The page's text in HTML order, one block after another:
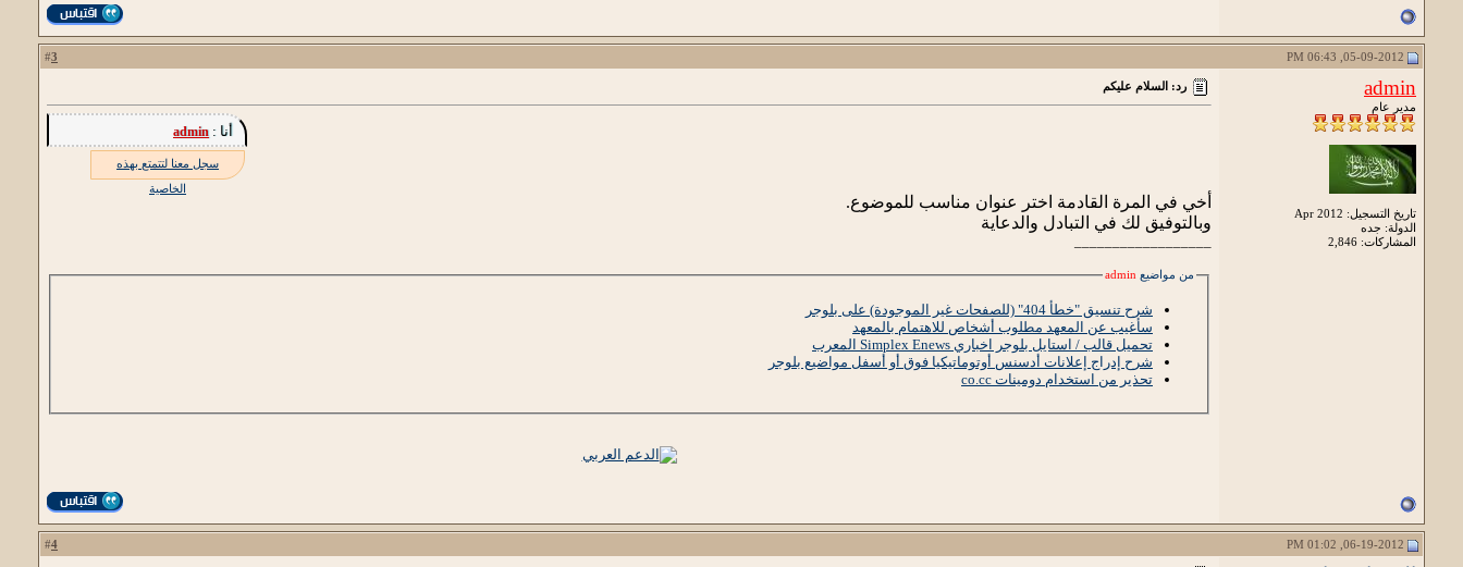
3
admin
مدير عام
تاريخ التسجيل: Apr 2012
الدولة: جده
المشاركات: 2,846
رد: السلام عليكم
أنا :admin
سجل معنا لتتمتع بهذه
الخاصية
أخي في المرة القادمة اختر عنوان مناسب للموضوع.
وبالتوفيق لك في التبادل والدعاية
من مواضيع admin
شرح تنسيق "خطأ 404" (للصفحات غير الموجودة) على بلوجر
سأغيب عن المعهد مطلوب أشخاص للاهتمام بالمعهد
تحميل قالب / استايل بلوجر اخباري Simplex Enews المعرب
شرح إدراج إعلانات أدسنس أوتوماتيكيا فوق أو أسفل مواضيع بلوجر
تحذير من استخدام دومينات co.cc
4